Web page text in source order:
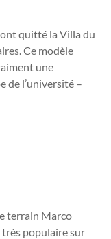
quitté la Villa du
Ce modèle
une
de l’université –
terrain Marco
très populaire sur